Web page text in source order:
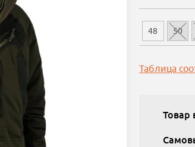
48 50
Таблица
Товар